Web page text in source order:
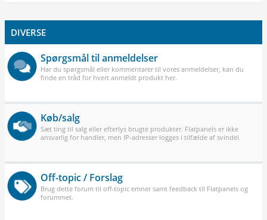
DIVERSE
Spørgsmål til anmeldelser
Har du spørgsmål eller kommentarer til vores anmeldelser, kan du
finde en tråd for hvert anmeldt produkt her.
Køb/salg
Sæt ting til salg eller efterlys brugte produkter. Flatpanels er ikke
ansvarlig for handler, men IP-adresser logges i tilfælde af svindel.
Off-topic / Forslag
Brug dette forum til off-topic emner samt feedback til Flatpanels og
forummet.